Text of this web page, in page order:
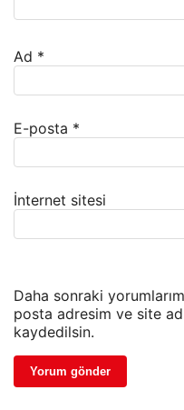
Ad *
E-posta *
İnternet sitesi
Daha sonraki
posta adresim ve site
kaydedilsin.